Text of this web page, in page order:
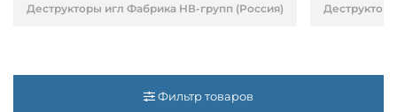
Деструкторы игл Фабрика НВ-групп (Россия)
Фильтр товаров